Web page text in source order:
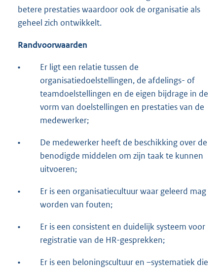
betere prestaties waardoor ook de organisatie als
geheel zich ontwikkelt.
Randvoorwaarden
•
Er ligt een relatie tussen de
organisatiedoelstellingen, de afdelings- of
teamdoelstellingen en de eigen bijdrage in de
vorm van doelstellingen en prestaties van de
medewerker;
•
De medewerker heeft de beschikking over de
benodigde middelen om zijn taak te kunnen
uitvoeren;
•
Er is een organisatiecultuur waar geleerd mag
worden van fouten;
•
Er is een consistent en duidelijk systeem voor
registratie van de HR-gesprekken;
•
Er is een beloningscultuur en –systematiek die